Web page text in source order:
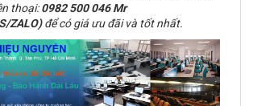
thoại:0982 500 046 Mr
ZALO)để có giá ưu đãi và tốt nhất.